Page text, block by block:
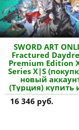
SWORD ART
Fractured
Premium Edition
Series X|S
новый
(Турция) купить
16 346 руб.